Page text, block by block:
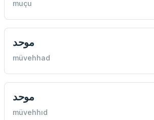
muçu
موحد
müvehhad
موحد
müvehhıd